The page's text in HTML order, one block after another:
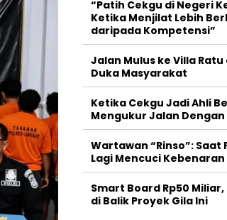
“Patih Cekgu di Negeri
Ketika Menjilat Lebih
daripada Kompetensi”
Jalan Mulus ke Villa
Duka Masyarakat
Ketika Cekgu Jadi Ahli
Mengukur Jalan
Wartawan “Rinso”: Saat
Lagi Mencuci Kebenaran
Smart Board Rp50
di Balik Proyek Gila Ini